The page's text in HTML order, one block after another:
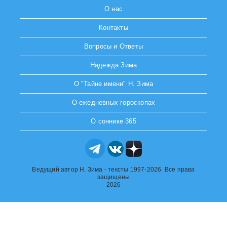
О нас
Контакты
Вопросы и Ответы
Надежда Зима
О "Тайне имени" Н. Зима
О ежедневных гороскопах
О соннике 365
Ведущий автор Н. Зима - тексты 1997-2026. Все права
защищены
2026